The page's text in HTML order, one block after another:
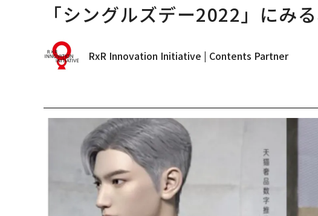
「シングルズデー2022」にみ
RxR Innovation Initiative | Contents Partner